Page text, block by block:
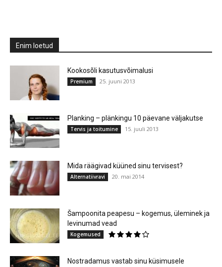
Enim loetud
Kookosõli kasutusvõimalusi
Premium 25. juuni 2013
Planking – plänkingu 10 päevane väljakutse
Tervis ja toitumine 15. juuli 2013
Mida räägivad küüned sinu tervisest?
Alternatiivravi 20. mai 2014
Šampoonita peapesu – kogemus, üleminek ja
levinumad vead
Kogemused
Nostradamus vastab sinu küsimusele